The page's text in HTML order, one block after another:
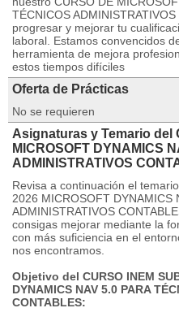
TÉCNICOS
progresar y mejorar tu
laboral. Estamos convencidos
herramienta de mejora
estos tiempos difíciles
Oferta de Prácticas
No se requieren
Asignaturas y Temario del
MICROSOFT DYNAMICS
ADMINISTRATIVOS
Revisa a continuación el
2026 MICROSOFT DYNAMICS
ADMINISTRATIVOS
consigas mejorar mediante la
con más suficiencia en el
nos encontramos.
Objetivo del CURSO INEM
DYNAMICS NAV 5.0 PARA
CONTABLES: